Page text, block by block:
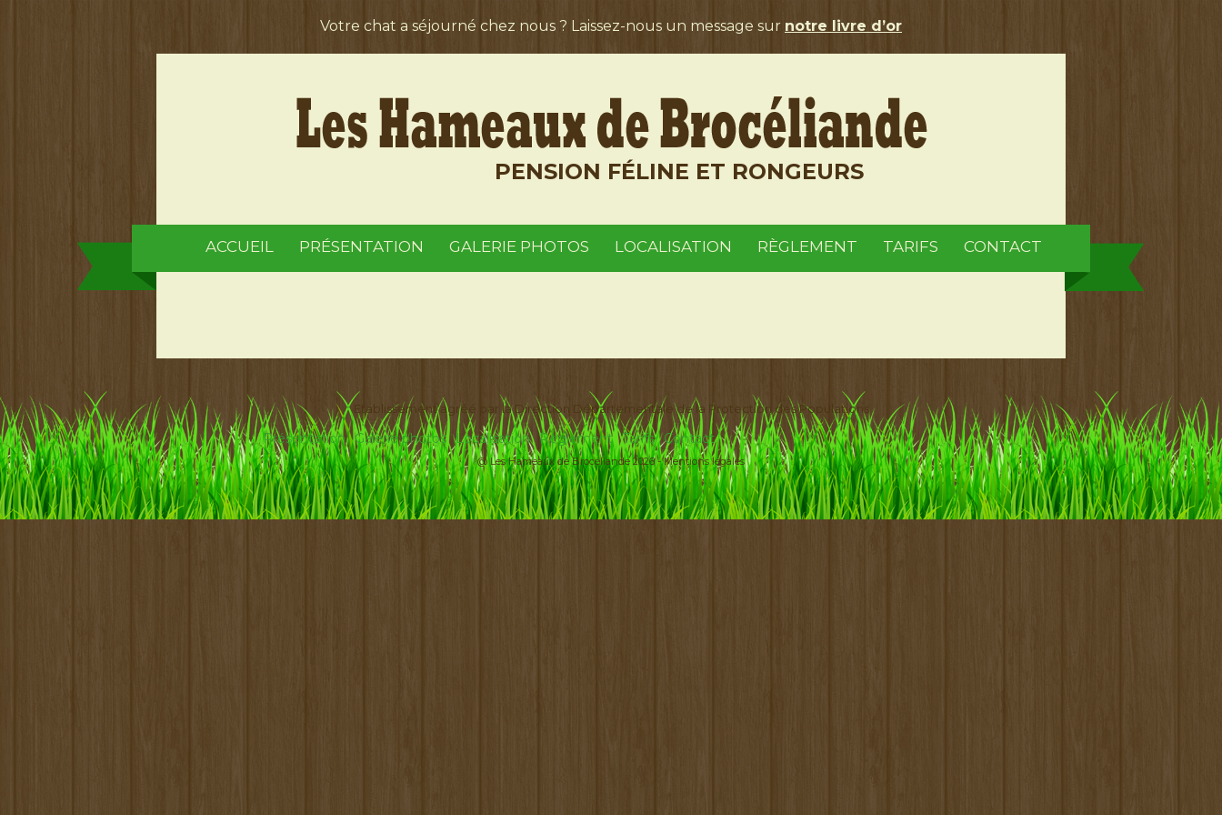
Votre chat a séjourné chez nous ? Laissez-nous un message sur notre livre d’or
PENSION FÉLINE ET RONGEURS
ACCUEIL PRÉSENTATION GALERIE PHOTOS LOCALISATION RÈGLEMENT TARIFS CONTACT
Etablissement agréé par la Direction Départementale de la Protection des Populations
Présentation Galerie photos Localisation Règlement Tarifs Contact
@ Les Hameaux de Brocéliande 2026 -Mentions légales